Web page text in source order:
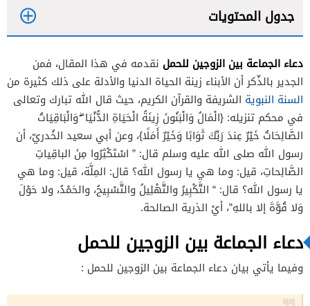
جدول المحتويات
دعاء الجماعة بين الزوجين للحمل نقدمه في هذا المقال، فمن
الجدير بالذّكر أن الأبناء زينة الحياة الدنيا والأدلة على ذلك كثيرة من
السنة النبوية الشريفة والقرآن الكريم، حيث قال الله تبارك وتعالى
في محكم تنزيله: {الْمَالُ وَالْبَنُونَ زِينَةُ الْحَيَاةِ الدُّنْيَا ۖ وَالْبَاقِيَاتُ
الصَّالِحَاتُ خَيْرٌ عِندَ رَبِّكَ ثَوَابًا وَخَيْرٌ أَمَلًا}، وعن أبي سعيد الخُدريّ، أن
رسول الله صلى الله عليه وسلم قال: ” اسْتَكْثِرُوا مِنَ الباقِياتِ
الصَّالِحاتِ، قيل: وما هي يا رسول الله؟ قال: المِلَّة، قيل: وما هي
يا رسول الله؟ قال: “ التَّكْبِيرُ والتَّهْلِيلُ والتَّسْبِيحُ، والحَمْدُ، ولا حَوْلَ
وَلا قُوَّةَ إلا باللهِ”، أيْ الذرية الصالحة.
دعاء الجماعة بين الزوجين للحمل
وفيما يأتي بيان دعاء الجماعة بين الزوجين للحمل :